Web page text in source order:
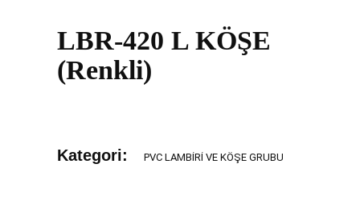
LBR-420 L KÖŞE
(Renkli)
Kategori: PVC LAMBIRI VE KÖŞE GRUBU